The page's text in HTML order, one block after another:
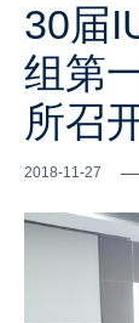
30届
组第
所召
2018-11-27